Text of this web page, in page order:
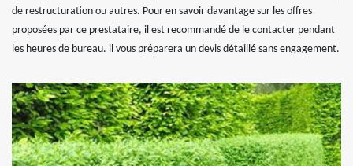
de restructuration ou autres. Pour en savoir davantage sur les offres
proposées par ce prestataire, il est recommandé de le contacter pendant
les heures de bureau. il vous préparera un devis détaillé sans engagement.